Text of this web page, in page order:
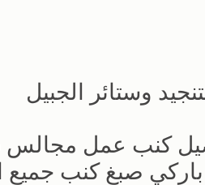
وستائر الجبيل
كنب عمل مجالس
صبغ كنب جميع